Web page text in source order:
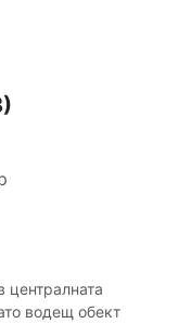
централната
водещ обект